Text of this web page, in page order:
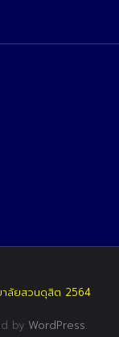
าลัยสวนดุสิต 2564
by WordPress.